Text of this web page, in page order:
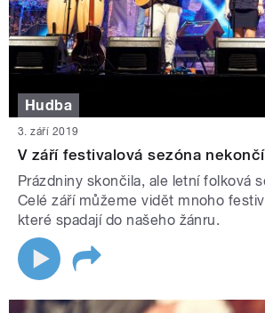
Hudba
3. září 2019
V září festivalová sezóna nekončí
Prázdniny skončila, ale letní folková
Celé září můžeme vidět mnoho
které spadají do našeho žánru.